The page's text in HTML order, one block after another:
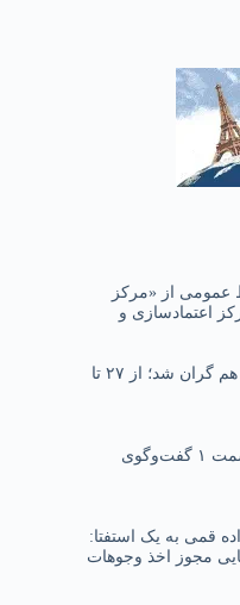
عمومی از «مرکز
اعتمادسازی و
چند قلم داروی دیگر هم گران شد؛ از ۲۷ تا
۶ نکته‌ی کوتاه از قسمت ۱ گفت‌وگوی
قمی به یک استفتا:
مجوز اخذ وجوهات